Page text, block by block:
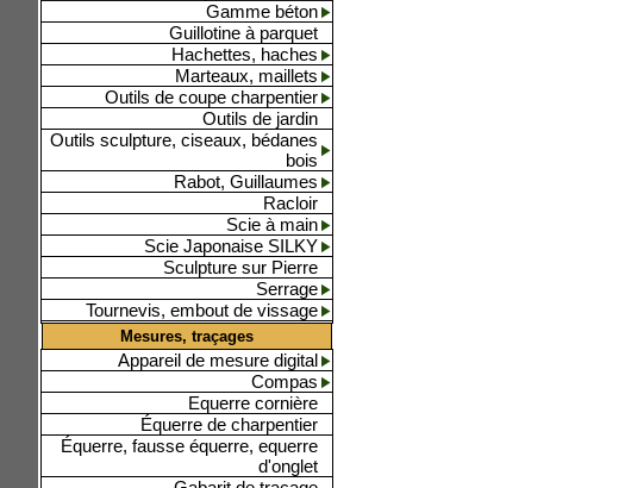
Gamme béton
Guillotine à parquet
Hachettes, haches
Marteaux, maillets
Outils de coupe charpentier
Outils de jardin
Outils sculpture, ciseaux, bédanes
bois
Rabot, Guillaumes
Racloir
Scie à main
Scie Japonaise SILKY
Sculpture sur Pierre
Serrage
Tournevis, embout de vissage
Mesures, traçages
Appareil de mesure digital
Compas
Equerre cornière
Équerre de charpentier
Équerre, fausse équerre, equerre
d'onglet